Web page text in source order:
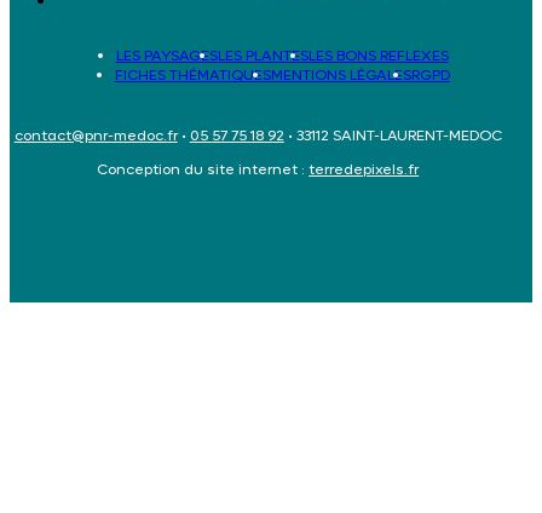
LES PAYSAGESLES PLANTESLES BONS REFLEXES
FICHES THÉMATIQUESMENTIONS LÉGALESRGPD
contact@pnr-medoc.fr• 05 57 75 18 92• 33112 SAINT-LAURENT-MEDOC
Conception du site internet :terredepixels.fr